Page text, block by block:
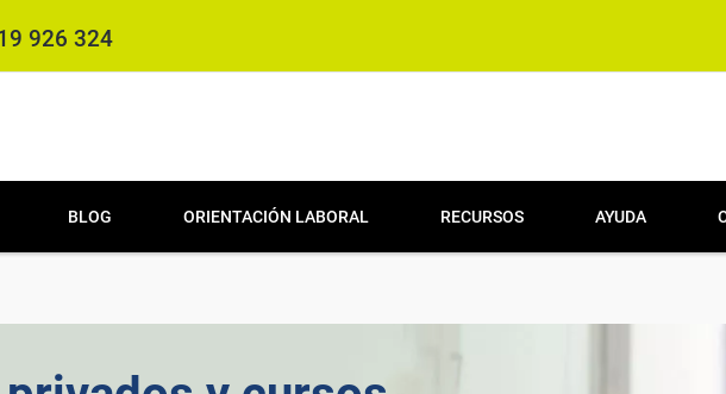
926 324
BLOG ORIENTACIÓN LABORAL RECURSOS AYUDA